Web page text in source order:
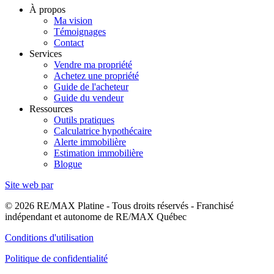
À propos
Ma vision
Témoignages
Contact
Services
Vendre ma propriété
Achetez une propriété
Guide de l'acheteur
Guide du vendeur
Ressources
Outils pratiques
Calculatrice hypothécaire
Alerte immobilière
Estimation immobilière
Blogue
Site web par
© 2026 RE/MAX Platine - Tous droits réservés - Franchisé
indépendant et autonome de RE/MAX Québec
Conditions d'utilisation
Politique de confidentialité